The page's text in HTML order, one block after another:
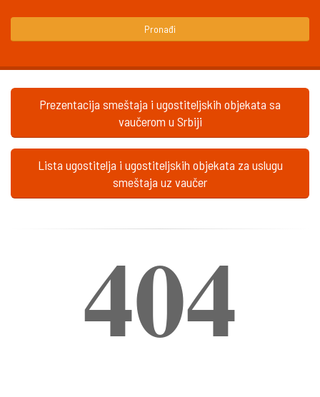
Pronađi
Prezentacija smeštaja i ugostiteljskih objekata sa
vaučerom u Srbiji
Lista ugostitelja i ugostiteljskih objekata za uslugu
smeštaja uz vaučer
404